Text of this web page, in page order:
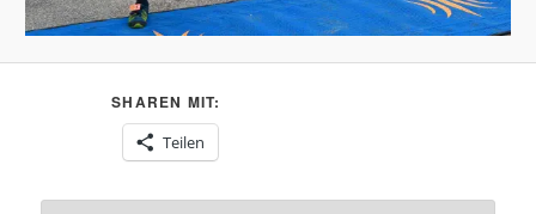
SHAREN MIT:
Teilen